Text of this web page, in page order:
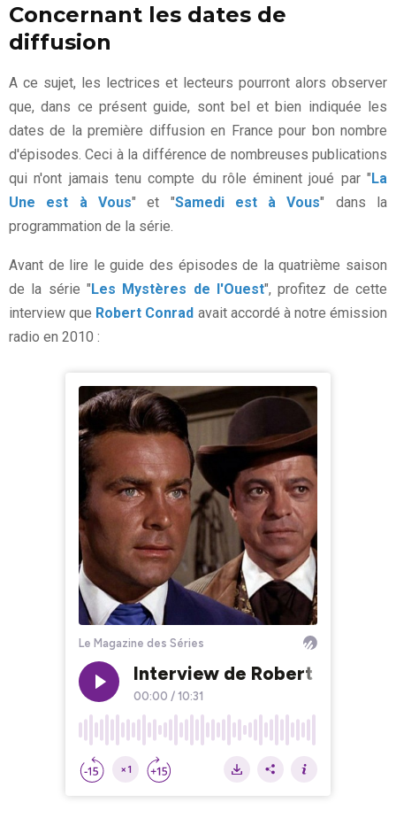
Concernant les dates de
diffusion
A ce sujet, les lectrices et lecteurs pourront alors observer
que, dans ce présent guide, sont bel et bien indiquée les
dates de la première diffusion en France pour bon nombre
d'épisodes. Ceci à la différence de nombreuses publications
qui n'ont jamais tenu compte du rôle éminent joué par "La
Une est à Vous" et "Samedi est à Vous" dans la
programmation de la série.
Avant de lire le guide des épisodes de la quatrième saison
de la série "Les Mystères de l'Ouest", profitez de cette
interview que Robert Conrad avait accordé à notre émission
radio en 2010 :